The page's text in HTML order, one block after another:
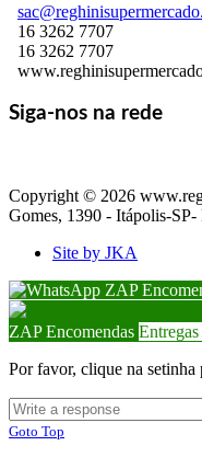
16 3262 7707
16 3262 7707
Siga-nos na rede
Copyright © 2026
Gomes, 1390 - Itápolis-
Site by JKA
ZAP
ZAP Encomendas
Por favor, clique na
Goto Top